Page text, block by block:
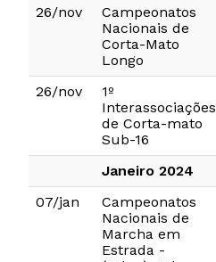
26/nov
Campeonatos
Nacionais de
Corta-Mato
Longo
26/nov
1º
Interassociações
de Corta-mato
Sub-16
Janeiro 2024
07/jan
Campeonatos
Nacionais de
Marcha em
Estrada -